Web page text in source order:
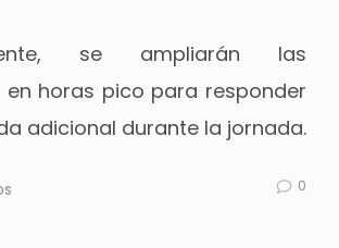
se ampliarán las
en horas pico para responder
adicional durante la jornada.
0